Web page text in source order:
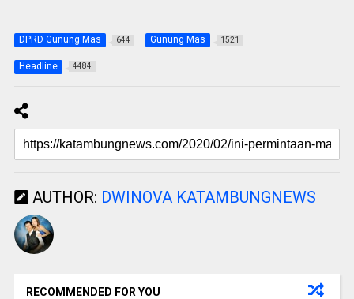
DPRD Gunung Mas 644 Gunung Mas 1521
Headline 4484
AUTHOR: DWINOVA KATAMBUNGNEWS
RECOMMENDED FOR YOU